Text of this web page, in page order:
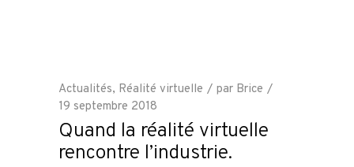
Actualités, Réalité virtuelle par Brice
19 septembre 2018
Quand la réalité virtuelle
rencontre l’industrie.